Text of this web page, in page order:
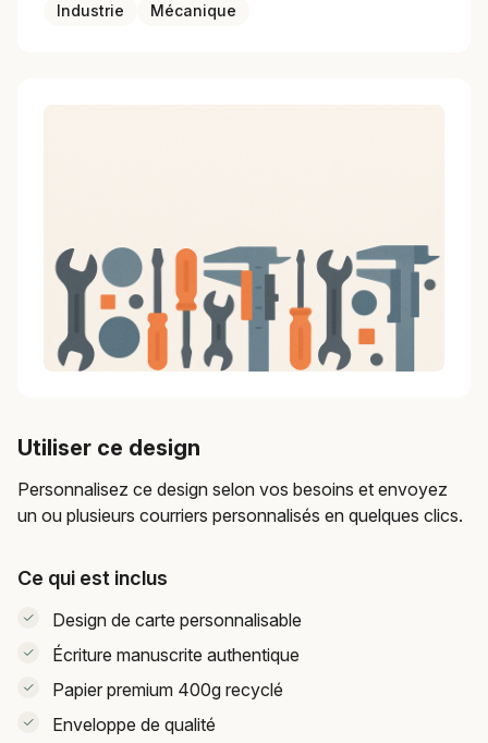
Industrie Mécanique
Utiliser ce design
Personnalisez ce design selon vos besoins et envoyez
un ou plusieurs courriers personnalisés en quelques clics.
Ce qui est inclus
Design de carte personnalisable
Écriture manuscrite authentique
Papier premium 400g recyclé
Enveloppe de qualité